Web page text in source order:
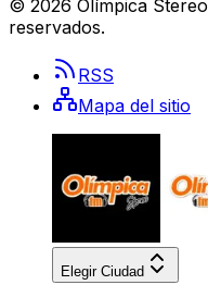
© 2026 Olímpica Stereo
reservados.
RSS
Mapa del sitio
Elegir Ciudad